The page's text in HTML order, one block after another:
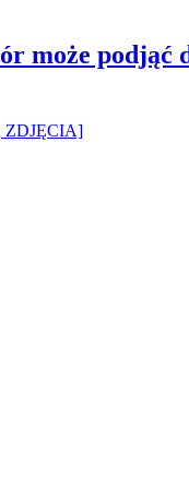
może podjąć